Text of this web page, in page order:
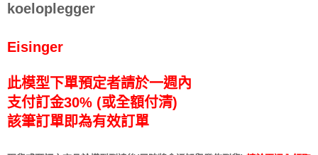
koeloplegger
Eisinger
此模型下單預定者請於一週內
支付訂金30% (或全額付清)
該筆訂單即為有效訂單